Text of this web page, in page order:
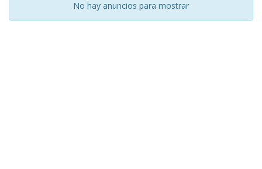
No hay anuncios para mostrar